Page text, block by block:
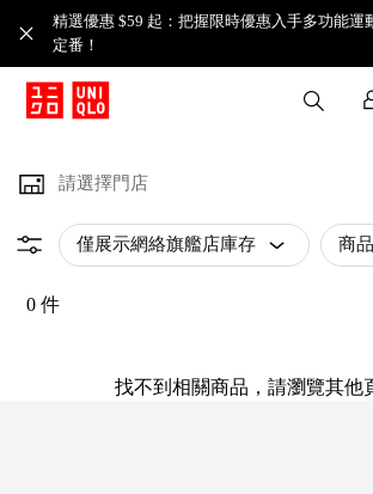
精選優惠 $59 起：把握限時優惠入手多功能運
定番！​
請選擇門店
僅展示網絡旗艦店庫存 商
0 件
找不到相關商品，請瀏覽其他